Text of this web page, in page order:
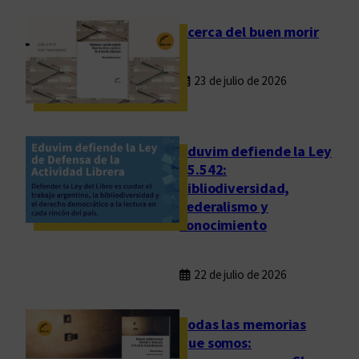
Acerca del buen morir
23 de julio de 2026
Eduvim defiende la Ley
25.542:
bibliodiversidad,
federalismo y
conocimiento
22 de julio de 2026
Todas las memorias
que somos: